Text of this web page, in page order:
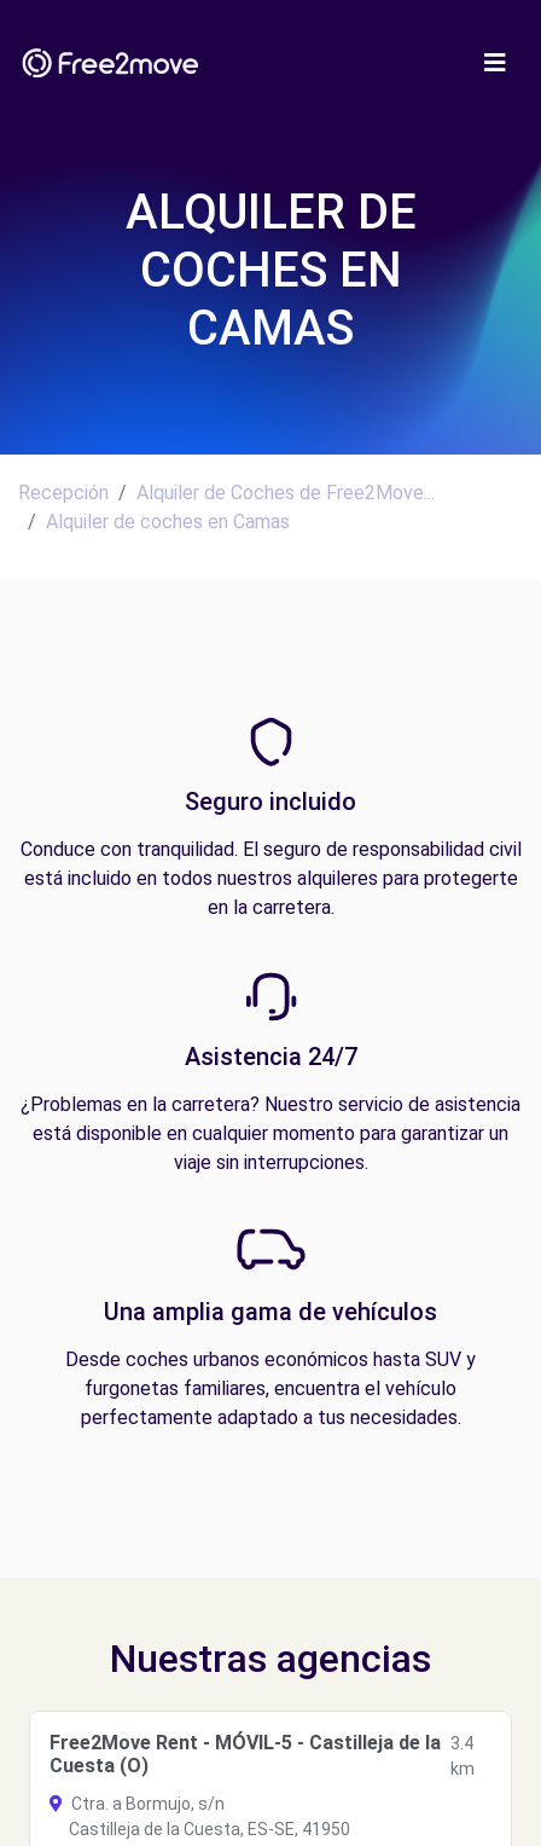
ALQUILER DE
COCHES EN
CAMAS
Recepción
Alquiler de Coches de Free2Move...
Alquiler de coches en Camas
Seguro incluido
Conduce con tranquilidad. El seguro de responsabilidad civil
está incluido en todos nuestros alquileres para protegerte
en la carretera.
Asistencia 24/7
¿Problemas en la carretera? Nuestro servicio de asistencia
está disponible en cualquier momento para garantizar un
viaje sin interrupciones.
Una amplia gama de vehículos
Desde coches urbanos económicos hasta SUV y
furgonetas familiares, encuentra el vehículo
perfectamente adaptado a tus necesidades.
Nuestras agencias
Free2Move Rent - MÓVIL-5 - Castilleja de la
Cuesta (O)
3.4
km
Ctra. a Bormujo, s/n
Castilleja de la Cuesta, ES-SE, 41950